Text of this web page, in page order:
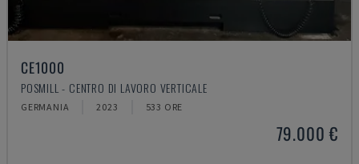
CE1000
POSMILL - CENTRO DI LAVORO VERTICALE
GERMANIA 2023 533 ORE
79.000 €